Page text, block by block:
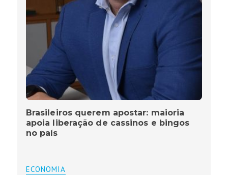
Brasileiros querem apostar: maioria
apoia liberação de cassinos e bingos
no país
ECONOMIA